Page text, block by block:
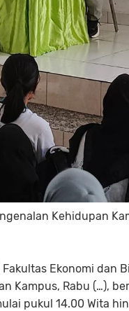
Kehidupan
Ekonomi dan
Kampus, Rabu (…),
pukul 14.00 Wita